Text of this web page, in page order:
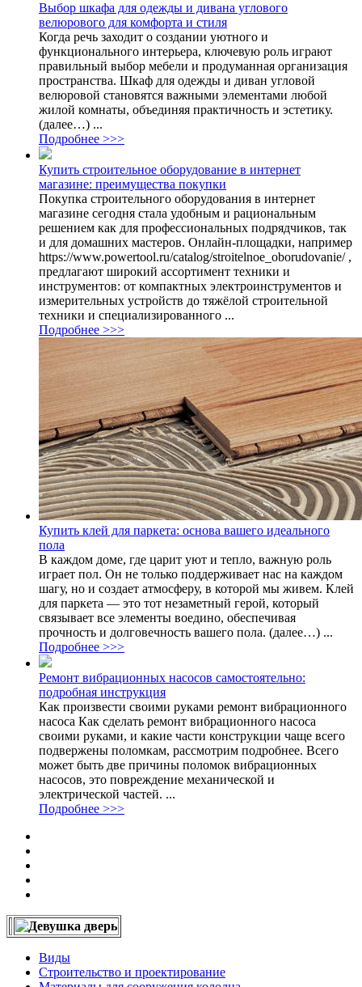
Выбор шкафа для одежды и дивана углового
велюрового для комфорта и стиля
Когда речь заходит о создании уютного и
функционального интерьера, ключевую роль играют
правильный выбор мебели и продуманная организация
пространства. Шкаф для одежды и диван угловой
велюровой становятся важными элементами любой
жилой комнаты, объединяя практичность и эстетику.
(далее…) ...
Подробнее >>>
Купить строительное оборудование в интернет
магазине: преимущества покупки
Покупка строительного оборудования в интернет
магазине сегодня стала удобным и рациональным
решением как для профессиональных подрядчиков, так
и для домашних мастеров. Онлайн-площадки, например
https://www.powertool.ru/catalog/stroitelnoe_oborudovanie/ ,
предлагают широкий ассортимент техники и
инструментов: от компактных электроинструментов и
измерительных устройств до тяжёлой строительной
техники и специализированного ...
Подробнее >>>
Купить клей для паркета: основа вашего идеального
пола
В каждом доме, где царит уют и тепло, важную роль
играет пол. Он не только поддерживает нас на каждом
шагу, но и создает атмосферу, в которой мы живем. Клей
для паркета — это тот незаметный герой, который
связывает все элементы воедино, обеспечивая
прочность и долговечность вашего пола. (далее…) ...
Подробнее >>>
Ремонт вибрационных насосов самостоятельно:
подробная инструкция
Как произвести своими руками ремонт вибрационного
насоса Как сделать ремонт вибрационного насоса
своими руками, и какие части конструкции чаще всего
подвержены поломкам, рассмотрим подробнее. Всего
может быть две причины поломок вибрационных
насосов, это повреждение механической и
электрической частей. ...
Подробнее >>>
Виды
Строительство и проектирование